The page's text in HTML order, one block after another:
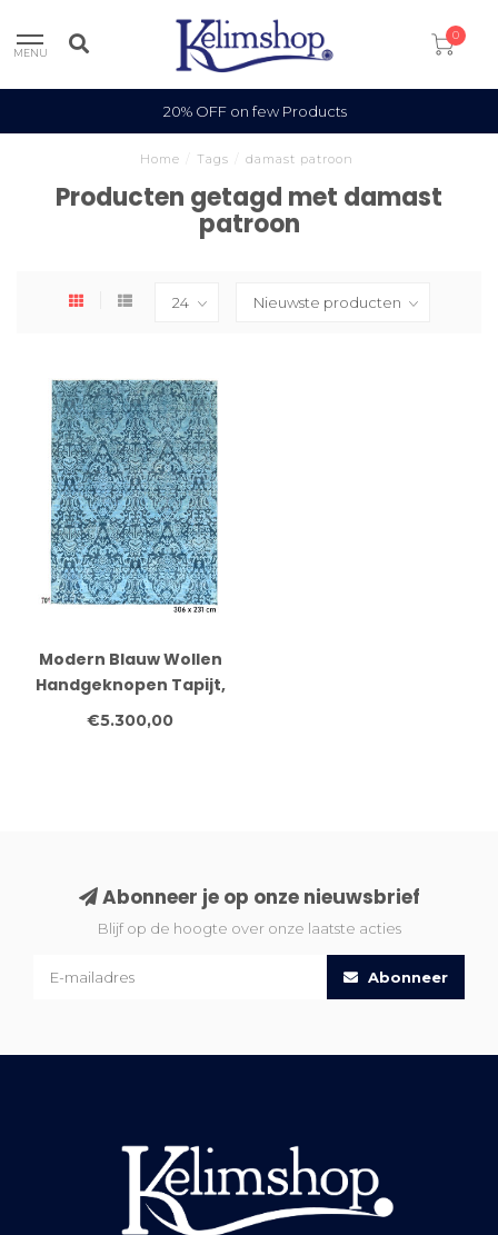
MENU
0
20% OFF on few Products
Home Tags damast patroon
Producten getagd met damast
patroon
Modern Blauw Wollen
Handgeknopen Tapijt,
306 x 231 cm, Damast
€5.300,00
Abonneer je op onze nieuwsbrief
Blijf op de hoogte over onze laatste acties
Abonneer